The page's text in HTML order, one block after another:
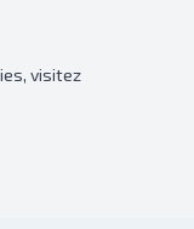
visitez